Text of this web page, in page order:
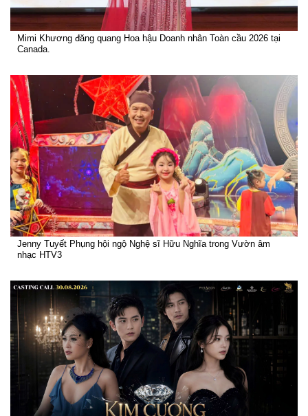
Mimi Khương đăng quang Hoa hậu Doanh nhân Toàn cầu 2026 tại
Canada.
Jenny Tuyết Phụng hội ngộ Nghệ sĩ Hữu Nghĩa trong Vườn âm
nhạc HTV3